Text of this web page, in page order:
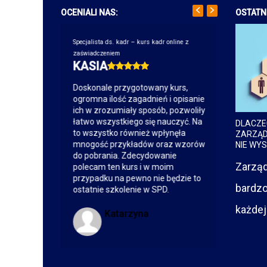
OCENIALI NAS:
Specjalista ds. kadr – kurs kadr online z
zaświadczeniem
KASIA
Doskonale przygotowany kurs,
ogromna ilość zagadnień i opisanie
ich w zrozumiały sposób, pozwoliły
łatwo wszystkiego się nauczyć. Na
to wszystko również wpłynęła
mnogość przykładów oraz wzorów
do pobrania. Zdecydowanie
polecam ten kurs i w moim
przypadku na pewno nie będzie to
ostatnie szkolenie w SPD.
Katarzyna
Specjalista
ANIA
Bardzo
Zawarte
utrwalić
NIE